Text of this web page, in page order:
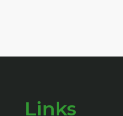
Links